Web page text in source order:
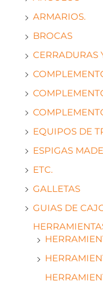
ARMARIOS.
BROCAS
CERRADURAS
EQUIPOS DE
ESPIGAS
ETC.
GALLETAS
GUIAS DE